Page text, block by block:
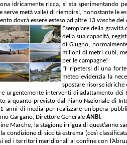
idricamente ricca, si sta sperimentando
serve metà valle) di riempirsi, nonostante le
dovrà essere esteso ad altre 13 vasche
Esemplare della
della sua capacità,
di Giugno;
milioni di metri cubi,
per le campagne!
“Il ripetersi di una
meteo evidenzia la
spostare risorse idriche
urgentemente interventi di adattamento
a quanto previsto dal Piano Nazionale di
anni di media per realizzare un’opera
Gargano, Direttore Generale ANBI.
Marche, la stagione irrigua di quest’anno
condizione di siccità estrema (così
ed i territori meridionali al confine con